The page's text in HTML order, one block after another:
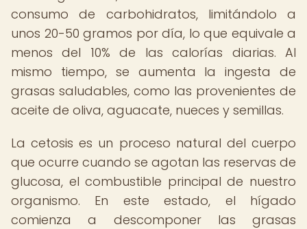
consumo de carbohidratos, limitándolo a
unos 20-50 gramos por día, lo que equivale a
menos del 10% de las calorías diarias. Al
mismo tiempo, se aumenta la ingesta de
grasas saludables, como las provenientes de
aceite de oliva, aguacate, nueces y semillas.
La cetosis es un proceso natural del cuerpo
que ocurre cuando se agotan las reservas de
glucosa, el combustible principal de nuestro
organismo. En este estado, el hígado
comienza a descomponer las grasas